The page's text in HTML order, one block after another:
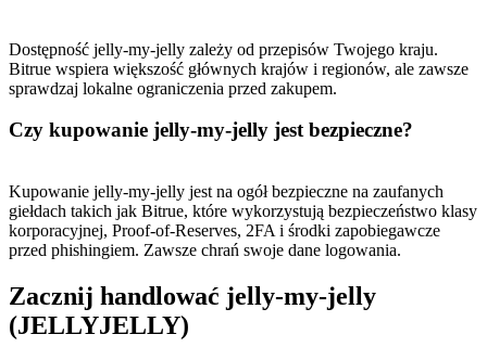
Dostępność jelly-my-jelly zależy od przepisów Twojego kraju.
Bitrue wspiera większość głównych krajów i regionów, ale zawsze
sprawdzaj lokalne ograniczenia przed zakupem.
Czy kupowanie jelly-my-jelly jest bezpieczne?
Kupowanie jelly-my-jelly jest na ogół bezpieczne na zaufanych
giełdach takich jak Bitrue, które wykorzystują bezpieczeństwo klasy
korporacyjnej, Proof-of-Reserves, 2FA i środki zapobiegawcze
przed phishingiem. Zawsze chrań swoje dane logowania.
Zacznij handlować jelly-my-jelly
(JELLYJELLY)